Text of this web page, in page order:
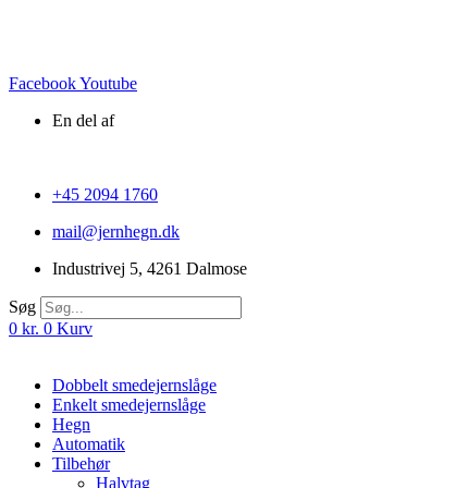
FacebookYoutube
En del af
+45 2094 1760
mail@jernhegn.dk
Industrivej 5, 4261 Dalmose
Søg
0 kr. 0 Kurv
Dobbelt smedejernslåge
Enkelt smedejernslåge
Hegn
Automatik
Tilbehør
Halvtag